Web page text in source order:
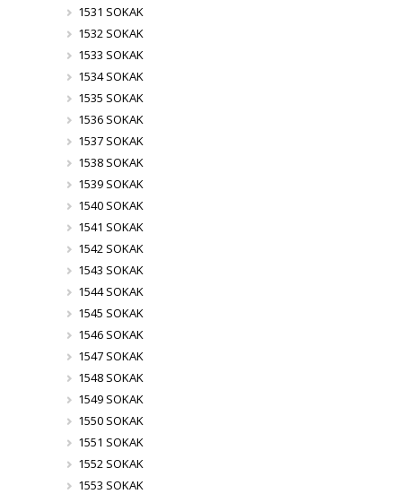
1531 SOKAK
1532 SOKAK
1533 SOKAK
1534 SOKAK
1535 SOKAK
1536 SOKAK
1537 SOKAK
1538 SOKAK
1539 SOKAK
1540 SOKAK
1541 SOKAK
1542 SOKAK
1543 SOKAK
1544 SOKAK
1545 SOKAK
1546 SOKAK
1547 SOKAK
1548 SOKAK
1549 SOKAK
1550 SOKAK
1551 SOKAK
1552 SOKAK
1553 SOKAK